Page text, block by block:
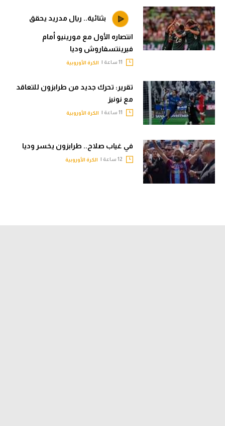
بثنائية.. ريال مدريد يحقق
انتصاره الأول مع مورينيو أمام
فيرينتسفاروش وديا
الكرة الأوروبية
تقرير: تحرك جديد من طرابزون للتعاقد
مع نونيز
الكرة الأوروبية
في غياب صلاح.. طرابزون يخسر وديا
الكرة الأوروبية